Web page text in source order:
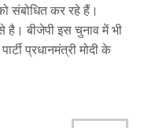
संबोधित कर रहे हैं।
है। बीजेपी इस चुनाव में भी
प्रधानमंत्री मोदी के